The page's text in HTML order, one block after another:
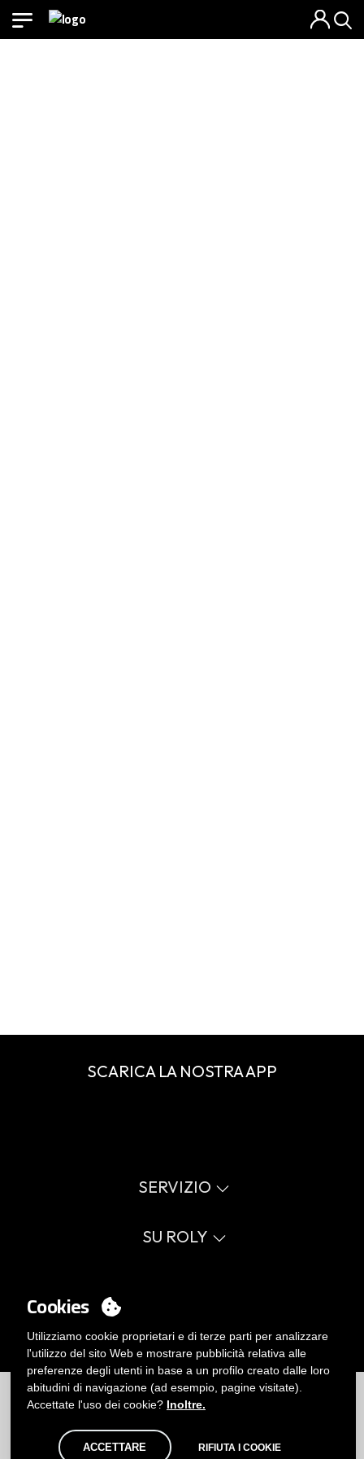
Processo di vendita
FAQ
Errata corrige catalogo
Valori
Causa sociale
Certificazioni
Lavora con noi
Politica di gestione interna
Il Mio Account
Accedi
Vuoi essere cliente?
Cookies
Utilizziamo cookie proprietari e di terze parti per analizzare
l'utilizzo del sito Web e mostrare pubblicità relativa alle
preferenze degli utenti in base a un profilo creato dalle loro
abitudini di navigazione (ad esempio, pagine visitate).
Accettate l'uso dei cookie? Inoltre.
ACCETTARE RIFIUTA I COOKIE